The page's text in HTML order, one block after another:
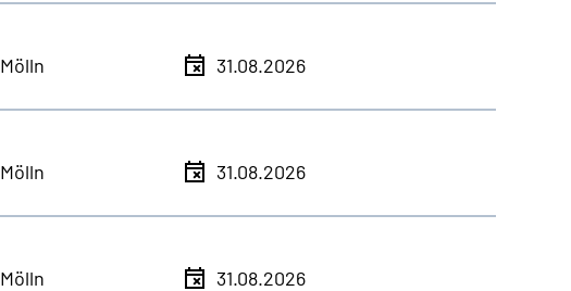
Mölln 31.08.2026
Mölln 31.08.2026
Mölln 31.08.2026